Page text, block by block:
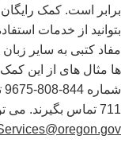
بتوانید از خدمات
مفاد کتبی به سایر
ها مثال های از این
711 تماس بگیرند. می توانید به آدرس